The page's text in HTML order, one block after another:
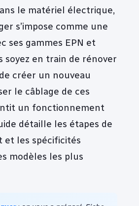
le matériel électrique,
s’impose comme une
ses gammes EPN et
soyez en train de rénover
créer un nouveau
le câblage de ces
un fonctionnement
détaille les étapes de
et les spécificités
modèles les plus